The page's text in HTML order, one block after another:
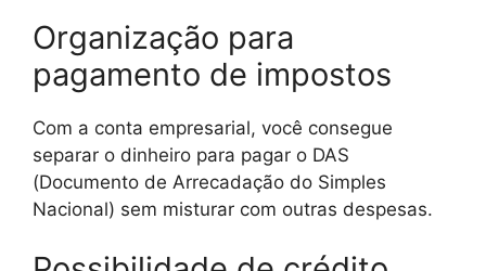
Organização para
pagamento de impostos
Com a conta empresarial, você consegue
separar o dinheiro para pagar o DAS
(Documento de Arrecadação do Simples
Nacional) sem misturar com outras despesas.